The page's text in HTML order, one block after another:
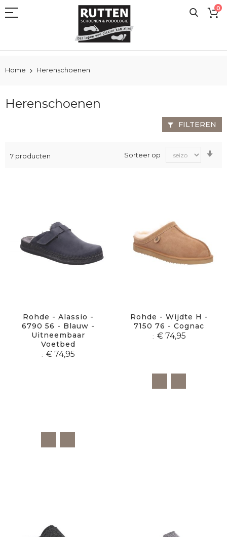
naar
0
Home Herenschoenen
Herenschoenen
7 producten Sorteer op
Rohde - Alassio -
6790 56 - Blauw -
Uitneembaar
Voetbed
€ 74,95
Rohde - Wijdte H -
7150 76 - Cognac
€ 74,95
FILTEREN